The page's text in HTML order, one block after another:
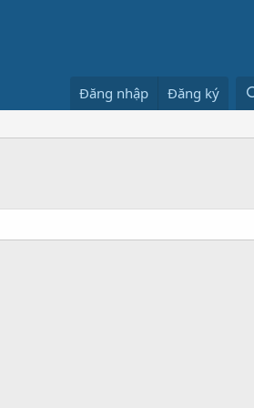
Đăng nhập Đăng ký